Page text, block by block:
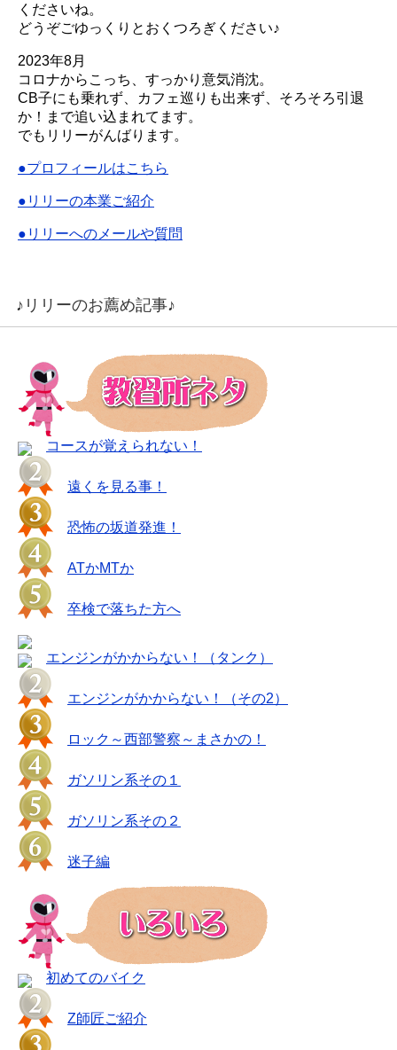
くださいね。
どうぞごゆっくりとおくつろぎください♪
2023年8月
コロナからこっち、すっかり意気消沈。
CB子にも乗れず、カフェ巡りも出来ず、そろそろ引退
か！まで追い込まれてます。
でもリリーがんばります。
●プロフィールはこちら
●リリーの本業ご紹介
●リリーへのメールや質問
♪リリーのお薦め記事♪
コースが覚えられない！
遠くを見る事！
恐怖の坂道発進！
ATかMTか
卒検で落ちた方へ
エンジンがかからない！（タンク）
エンジンがかからない！（その2）
ロック～西部警察～まさかの！
ガソリン系その１
ガソリン系その２
迷子編
初めてのバイク
Z師匠ご紹介